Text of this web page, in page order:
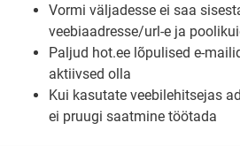
Vormi väljadesse ei saa
veebiaadresse/url-e ja
Paljud hot.ee lõpulised e-
aktiivsed olla
Kui kasutate veebilehitsejas
ei pruugi saatmine töötada